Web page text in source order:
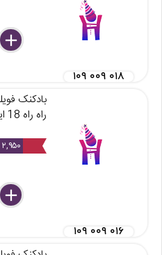
delete
remove
add
۱۰۹ ۰۰۹ ۰۱۸
راه راه 18 اینچ
۲,۹۵۰ تومان
delete
remove
add
۱۰۹ ۰۰۹ ۰۱۶